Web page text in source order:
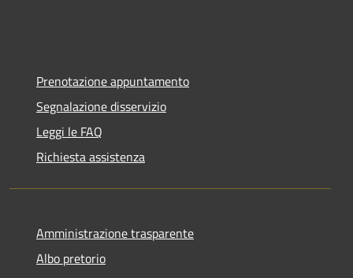
Prenotazione appuntamento
Segnalazione disservizio
Leggi le FAQ
Richiesta assistenza
Amministrazione trasparente
Albo pretorio